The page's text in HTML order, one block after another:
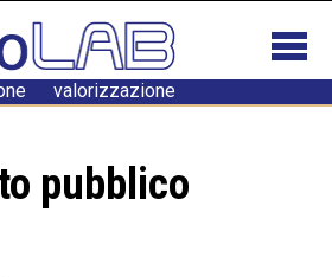
valorizzazione
pubblico